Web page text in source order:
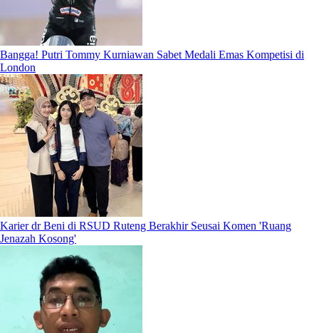
Bangga! Putri Tommy Kurniawan Sabet Medali Emas Kompetisi di
London
Karier dr Beni di RSUD Ruteng Berakhir Seusai Komen 'Ruang
Jenazah Kosong'